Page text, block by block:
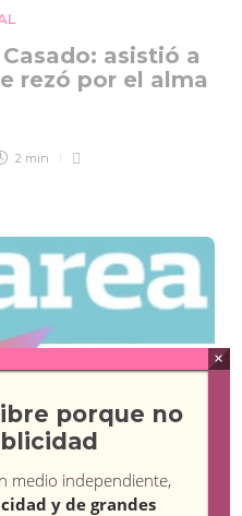
asistió a
rezó por el alma
2 min
porque no
medio independiente,
y de grandes
×